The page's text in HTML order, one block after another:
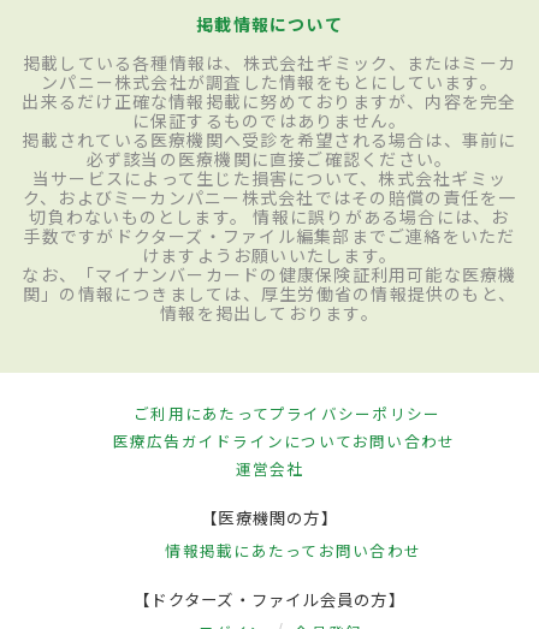
掲載情報について
掲載している各種情報は、株式会社ギミック、またはミーカ
ンパニー株式会社が調査した情報をもとにしています。
出来るだけ正確な情報掲載に努めておりますが、内容を完全
に保証するものではありません。
掲載されている医療機関へ受診を希望される場合は、事前に
必ず該当の医療機関に直接ご確認ください。
当サービスによって生じた損害について、株式会社ギミッ
ク、およびミーカンパニー株式会社ではその賠償の責任を一
切負わないものとします。 情報に誤りがある場合には、お
手数ですがドクターズ・ファイル編集部までご連絡をいただ
けますようお願いいたします。
なお、「マイナンバーカードの健康保険証利用可能な医療機
関」の情報につきましては、厚生労働省の情報提供のもと、
情報を掲出しております。
ご利用にあたってプライバシーポリシー
医療広告ガイドラインについてお問い合わせ
運営会社
【医療機関の方】
情報掲載にあたって お問い合わせ
【ドクターズ・ファイル会員の方】